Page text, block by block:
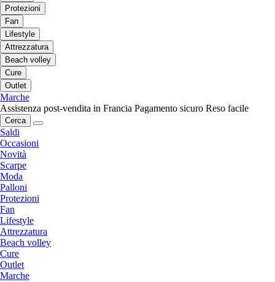
Protezioni
Fan
Lifestyle
Attrezzatura
Beach volley
Cure
Outlet
Marche
Assistenza post-vendita in Francia Pagamento sicuro Reso facile
Cerca
Saldi
Occasioni
Novità
Scarpe
Moda
Palloni
Protezioni
Fan
Lifestyle
Attrezzatura
Beach volley
Cure
Outlet
Marche